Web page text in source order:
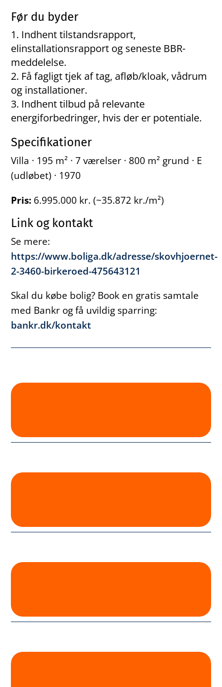
Før du byder
Indhent tilstandsrapport,
elinstallationsrapport og seneste BBR-
meddelelse.
Få fagligt tjek af tag, afløb/kloak, vådrum
og installationer.
Indhent tilbud på relevante
energiforbedringer, hvis der er potentiale.
Specifikationer
Villa · 195 m² · 7 værelser · 800 m² grund · E
(udløbet) · 1970
Pris: 6.995.000 kr. (~35.872 kr./m²)
Link og kontakt
Se mere:
https://www.boliga.dk/adresse/skovhjoernet-
2-3460-birkeroed-475643121
Skal du købe bolig? Book en gratis samtale
med Bankr og få uvildig sparring:
bankr.dk/kontakt